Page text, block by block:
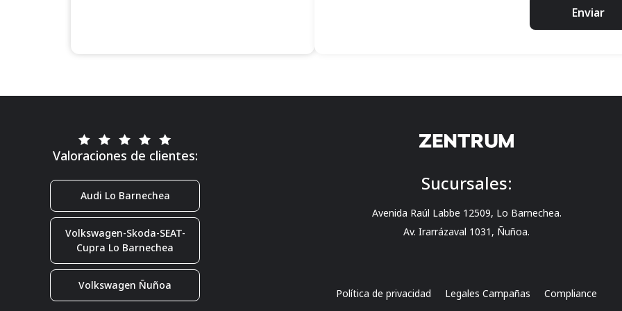
Enviar
Valoraciones de clientes:
Audi Lo Barnechea
Volkswagen-Skoda-SEAT-
Cupra Lo Barnechea
Volkswagen Ñuñoa
Sucursales:
Avenida Raúl Labbe 12509, Lo Barnechea.
Av. Irarrázaval 1031, Ñuñoa.
Política de privacidad Legales Campañas Compliance